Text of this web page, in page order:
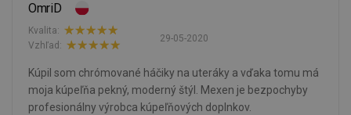
OmriD
29-05-2020
Kvalita:
Vzhľad:
Kúpil som chrómované háčiky na uteráky a vďaka tomu má
moja kúpeľňa pekný, moderný štýl. Mexen je bezpochyby
profesionálny výrobca kúpeľňových doplnkov.